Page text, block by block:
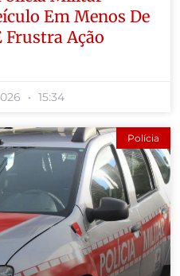
Em Menos De
Frustra Ação
15:34
Polícia